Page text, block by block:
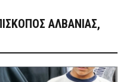
ΑΛΒΑΝΊΑΣ,